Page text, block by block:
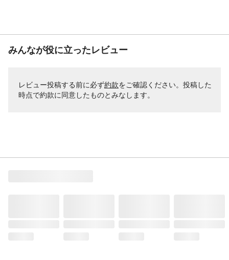
みんなが役に立ったレビュー
レビュー投稿する前に必ず約款をご確認ください。投稿した
時点で約款に同意したものとみなします。